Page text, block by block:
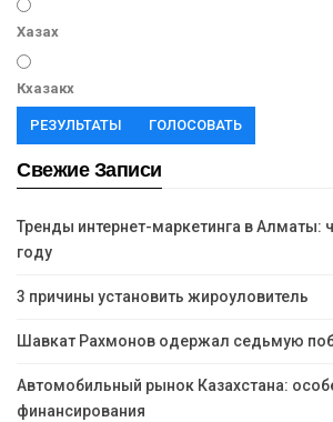
Хазах
Кхазакх
РЕЗУЛЬТАТЫ ГОЛОСОВАТЬ
Свежие Записи
Тренды интернет-маркетинга в Алматы:
году
3 причины установить жироуловитель
Шавкат Рахмонов одержал седьмую
Автомобильный рынок Казахстана:
финансирования